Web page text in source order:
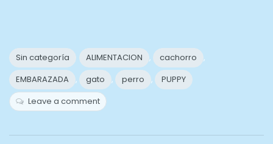
Sin categoría ALIMENTACION , cachorro
,
EMBARAZADA , gato , perro ,
PUPPY
Leave a comment